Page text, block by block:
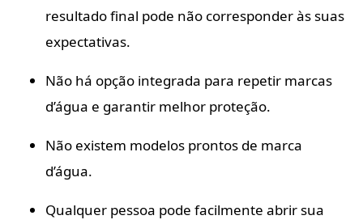
resultado final pode não corresponder às suas
expectativas.
Não há opção integrada para repetir marcas
d’água e garantir melhor proteção.
Não existem modelos prontos de marca
d’água.
Qualquer pessoa pode facilmente abrir sua